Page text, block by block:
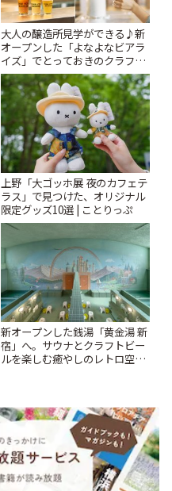
大人の醸造所見学ができる♪新
オープンした「よなよなビアラ
イズ」でとっておきのクラフト
ビール体験 | ことりっぷ
上野「大ゴッホ展 夜のカフェテ
ラス」で見つけた、オリジナル
限定グッズ10選 | ことりっぷ
新オープンした銭湯「黄金湯 新
宿」へ。サウナとクラフトビー
ルを楽しむ癒やしのレトロ空間